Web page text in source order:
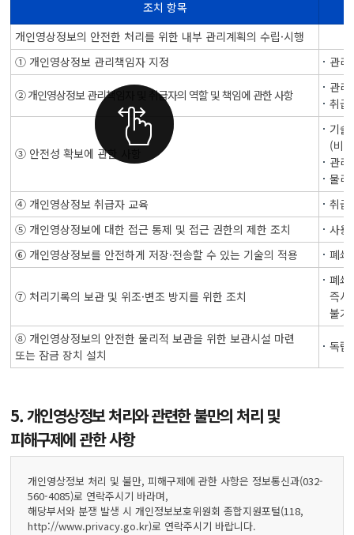
영상정보 보호를 위한 조치항목에 따른 조치사항을 나타낸 표
조치 항목
개인영상정보의 안전한 처리를 위한 내부 관리계획의 수립·시행
① 개인영상정보 관리책임자 지정
관리
② 개인영상정보 관리책임자 및 취급자의 역할 및 책임에 관한 사항
관리
취급
③ 안전성 확보에 관한 사항
기술
(비
관리
물리
④ 개인영상정보 취급자 교육
취급
⑤ 개인영상정보에 대한 접근 통제 및 접근 권한의 제한 조치
사용
⑥ 개인영상정보를 안전하게 저장·전송할 수 있는 기술의 적용
폐쇄
⑦ 처리기록의 보관 및 위조·변조 방지를 위한 조치
폐쇄
즉시
불가
⑧ 개인영상정보의 안전한 물리적 보관을 위한 보관시설 마련
또는 잠금 장치 설치
독립
5. 개인영상정보 처리와 관련한 불만의 처리 및
피해구제에 관한 사항
개인영상정보 처리 및 불만, 피해구제에 관한 사항은 정보통신과(032-
560-4085)로 연락주시기 바라며,
해당부서와 분쟁 발생 시 개인정보보호위원회 종합지원포털(118,
http://www.privacy.go.kr)로 연락주시기 바랍니다.